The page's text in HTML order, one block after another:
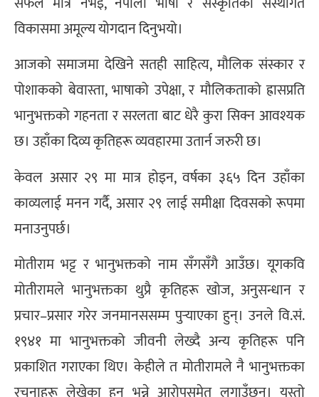
विकासमा अमूल्य योगदान दिनुभयो।
आजको समाजमा देखिने सतही साहित्य, मौलिक संस्कार र
पोशाकको बेवास्ता, भाषाको उपेक्षा, र मौलिकताको ह्रासप्रति
भानुभक्तको गहनता र सरलता बाट धेरै कुरा सिक्न आवश्यक
छ। उहाँका दिव्य कृतिहरू व्यवहारमा उतार्न जरुरी छ।
केवल असार २९ मा मात्र होइन, वर्षका ३६५ दिन उहाँका
काव्यलाई मनन गर्दै, असार २९ लाई समीक्षा दिवसको रूपमा
मनाउनुपर्छ।
मोतीराम भट्ट र भानुभक्तको नाम सँगसँगै आउँछ। यूगकवि
मोतीरामले भानुभक्तका थुप्रै कृतिहरू खोज, अनुसन्धान र
प्रचार–प्रसार गरेर जनमानससम्म पुर्‍याएका हुन्। उनले वि.सं.
१९४१ मा भानुभक्तको जीवनी लेख्दै अन्य कृतिहरू पनि
प्रकाशित गराएका थिए। केहीले त मोतीरामले नै भानुभक्तका